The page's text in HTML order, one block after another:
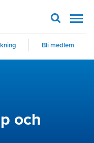
Bli medlem
och